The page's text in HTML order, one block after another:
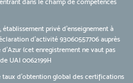
dans le champ de compétences
privé d’enseignement à
d’activité 93060557706 auprès
(cet enregistrement ne vaut pas
UAI 0062199H
taux d'obtention global des certifications